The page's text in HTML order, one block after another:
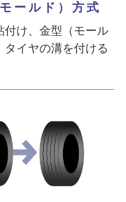
ールド）方式
付け、金型（モール
タイヤの溝を付ける